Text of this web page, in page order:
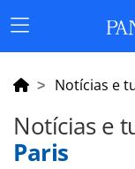
Menu
Principal
Notícias e
Notícias e
Paris